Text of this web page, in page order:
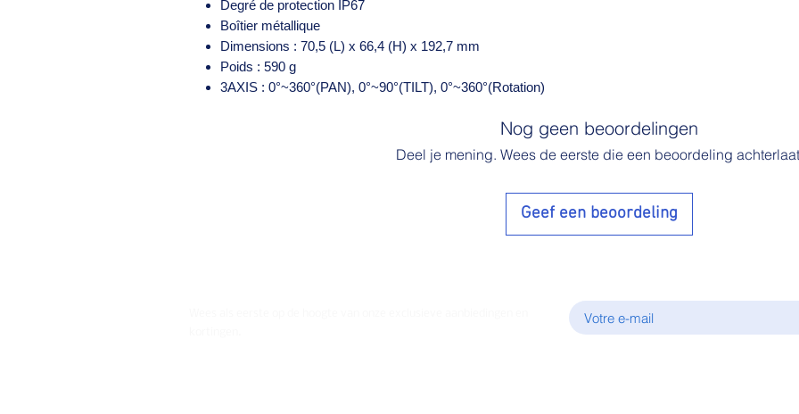
Degré de protection IP67
Boîtier métallique
Dimensions : 70,5 (L) x 66,4 (H) x 192,7 mm
Poids : 590 g
3AXIS : 0°~360°(PAN), 0°~90°(TILT), 0°~360°(Rotation)
Nog geen beoordelingen
Deel je mening. Wees de eerste die een beoordeling
Geef een beoordeling